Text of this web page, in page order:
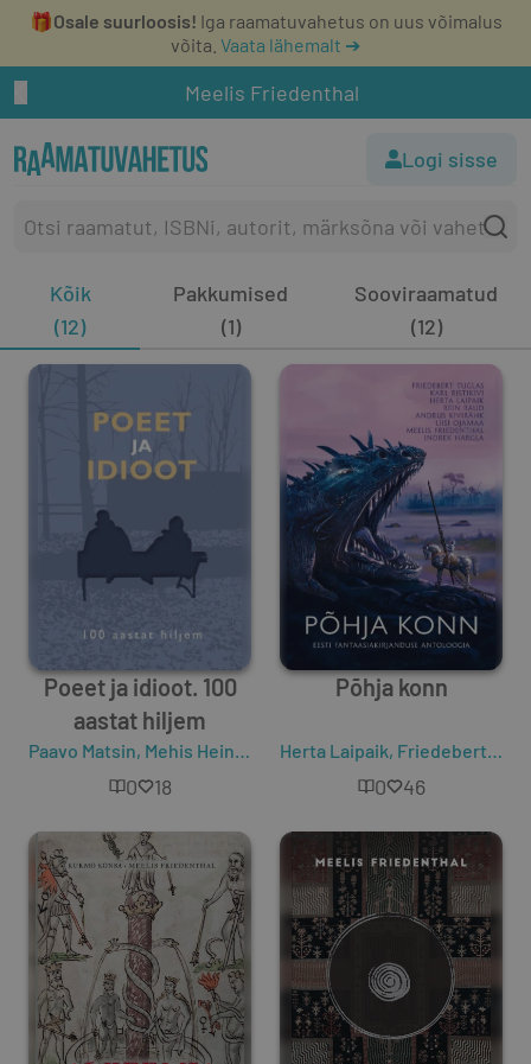
🎁Osale suurloosis! Iga raamatuvahetus on uus võimalus
võita. Vaata lähemalt ➔
Meelis Friedenthal
Logi sisse
Kõik
(12)
Pakkumised
(1)
Sooviraamatud
(12)
Poeet ja idioot. 100
aastat hiljem
Paavo Matsin, Mehis Heinsaar Friedebert Tuglas,Katrin Ruus
0 18
Põhja konn
Herta Laipaik, Friedebert Tuglas
0 46